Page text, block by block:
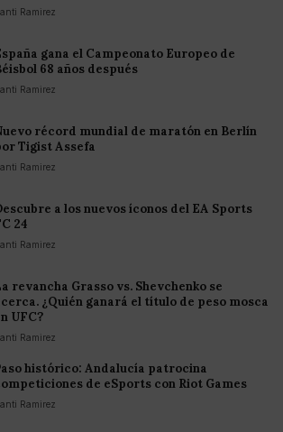
Ramirez
gana el Campeonato Europeo de
68 años después
Ramirez
récord mundial de maratón en Berlín
Tigist Assefa
Ramirez
a los nuevos íconos del EA Sports
24
Ramirez
revancha Grasso vs. Shevchenko se
¿Quién ganará el título de peso mosca
UFC?
Ramirez
histórico: Andalucía patrocina
de eSports con Riot Games
Ramirez